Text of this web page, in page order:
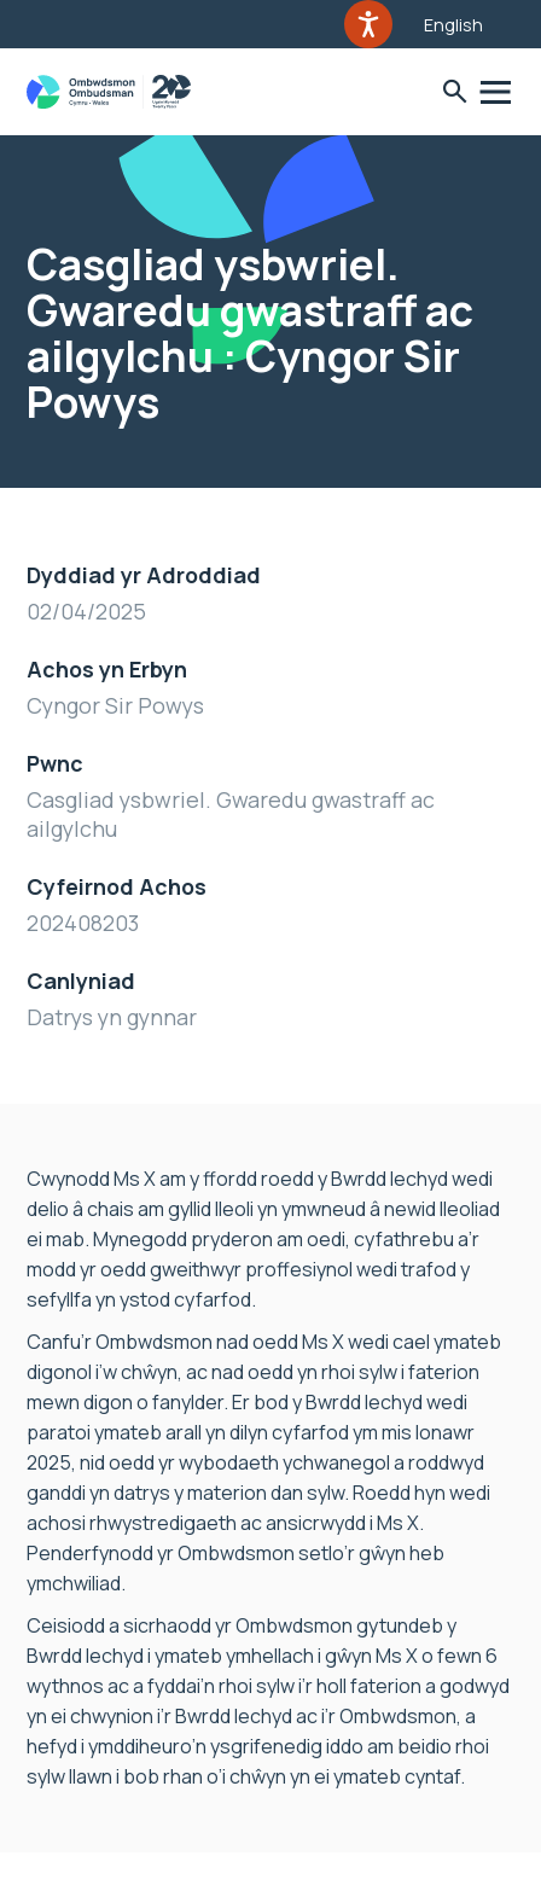
English
Casgliad ysbwriel.
Gwaredu gwastraff ac
ailgylchu : Cyngor Sir
Powys
Dyddiad yr Adroddiad
02/04/2025
Achos yn Erbyn
Cyngor Sir Powys
Pwnc
Casgliad ysbwriel. Gwaredu gwastraff ac
ailgylchu
Cyfeirnod Achos
202408203
Canlyniad
Datrys yn gynnar
Cwynodd Ms X am y ffordd roedd y Bwrdd Iechyd wedi
delio â chais am gyllid lleoli yn ymwneud â newid lleoliad
ei mab. Mynegodd pryderon am oedi, cyfathrebu a’r
modd yr oedd gweithwyr proffesiynol wedi trafod y
sefyllfa yn ystod cyfarfod.
Canfu’r Ombwdsmon nad oedd Ms X wedi cael ymateb
digonol i’w chŵyn, ac nad oedd yn rhoi sylw i faterion
mewn digon o fanylder. Er bod y Bwrdd Iechyd wedi
paratoi ymateb arall yn dilyn cyfarfod ym mis Ionawr
2025, nid oedd yr wybodaeth ychwanegol a roddwyd
ganddi yn datrys y materion dan sylw. Roedd hyn wedi
achosi rhwystredigaeth ac ansicrwydd i Ms X.
Penderfynodd yr Ombwdsmon setlo’r gŵyn heb
ymchwiliad.
Ceisiodd a sicrhaodd yr Ombwdsmon gytundeb y
Bwrdd Iechyd i ymateb ymhellach i gŵyn Ms X o fewn 6
wythnos ac a fyddai’n rhoi sylw i’r holl faterion a godwyd
yn ei chwynion i’r Bwrdd Iechyd ac i’r Ombwdsmon, a
hefyd i ymddiheuro’n ysgrifenedig iddo am beidio rhoi
sylw llawn i bob rhan o’i chŵyn yn ei ymateb cyntaf.